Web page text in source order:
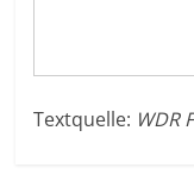
Textquelle: WDR